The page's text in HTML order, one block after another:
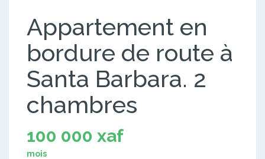
Appartement en
bordure de route à
Santa Barbara. 2
chambres
100 000 xaf
mois